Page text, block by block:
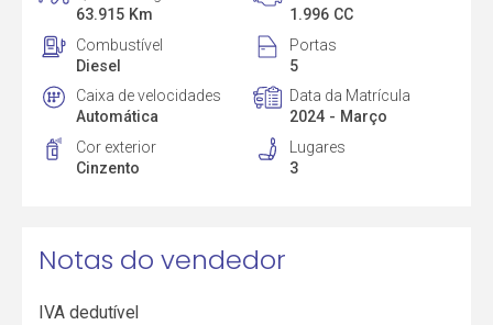
63.915 Km
1.996 CC
Combustível
Diesel
Portas
5
Caixa de velocidades
Automática
Data da Matrícula
2024 - Março
Cor exterior
Cinzento
Lugares
3
Notas do vendedor
IVA dedutível